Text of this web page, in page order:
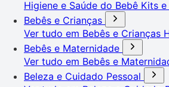
Higiene e Saúde do Bebê Kits e
Bebês e Crianças
Ver tudo em Bebês e Crianças
Bebês e Maternidade
Ver tudo em Bebês e
Beleza e Cuidado Pessoal